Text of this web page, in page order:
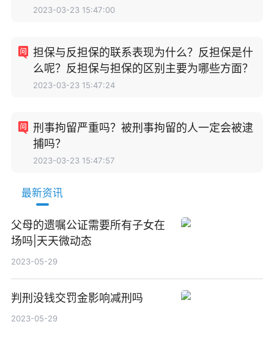
2023-03-23 15:47:00
担保与反担保的联系表现为什么？反担保是什
么呢？反担保与担保的区别主要为哪些方面？
2023-03-23 15:47:24
刑事拘留严重吗？被刑事拘留的人一定会被逮
捕吗？
2023-03-23 15:47:57
最新资讯
父母的遗嘱公证需要所有子女在
场吗|天天微动态
2023-05-29
判刑没钱交罚金影响减刑吗
2023-05-29